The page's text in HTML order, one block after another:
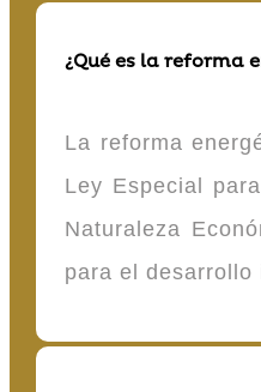
¿Qué es la reforma
La reforma
Ley Especial
Naturaleza
para el desarrollo